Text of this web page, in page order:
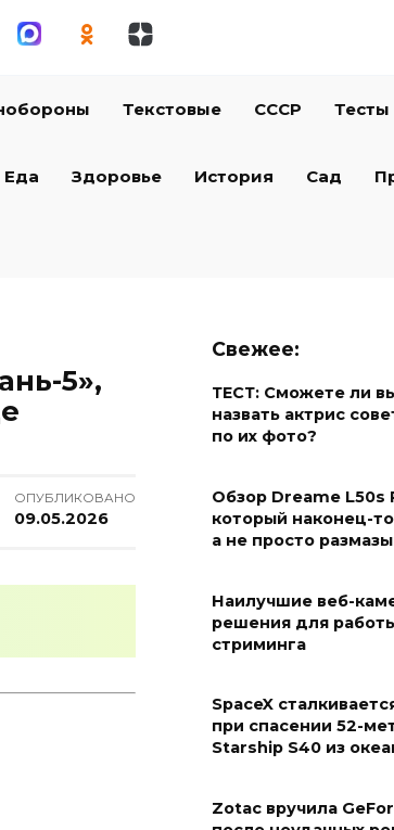
Текстовые СССР Тесты
Еда Здоровье История Сад
5»,
ОПУБЛИКОВАНО
09.05.2026
Свежее:
ТЕСТ: Сможете ли
назвать актрис
по их фото?
Обзор Dreame L50s
который наконец-
а не просто
Наилучшие веб-
решения для
стриминга
SpaceX
при спасении 52-
Starship S40 из
Zotac вручила